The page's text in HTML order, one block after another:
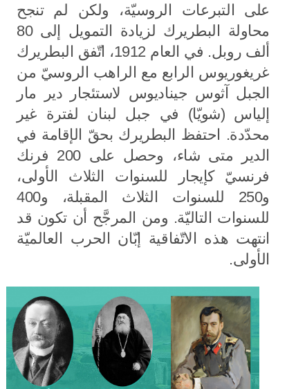
على التبرعات الروسيّة، ولكن لم تنجح
محاولة البطريرك لزيادة التمويل إلى 80
ألف روبل. في العام 1912، اتّفق البطريرك
غريغوريوس الرابع مع الراهب الروسيّ من
الجبل آثوس جيناديوس لاستئجار دير مار
إلياس (شويّا) في جبل لبنان لفترة غير
محدّدة. احتفظ البطريرك بحقّ الإقامة في
الدير متى شاء، وحصل على 200 فرنك
فرنسيّ كإيجار للسنوات الثلاث الأولى،
و250 للسنوات الثلاث المقبلة، و400
للسنوات التاليّة. ومن المرجَّح أن تكون قد
انتهت هذه الاتّفاقية إبّان الحرب العالميّة
الأولى.